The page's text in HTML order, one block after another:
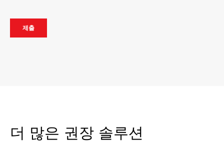
더 많은 권장 솔루션